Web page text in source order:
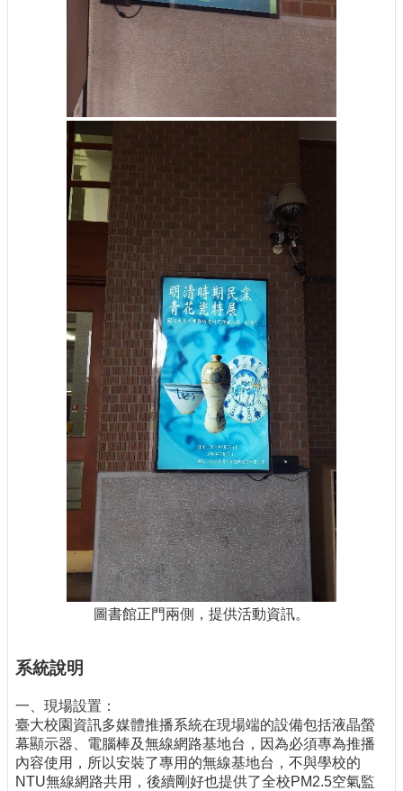
圖書館正門兩側，提供活動資訊。
系統說明
一、現場設置：
臺大校園資訊多媒體推播系統在現場端的設備包括液晶螢
幕顯示器、電腦棒及無線網路基地台，因為必須專為推播
內容使用，所以安裝了專用的無線基地台，不與學校的
NTU無線網路共用，後續剛好也提供了全校PM2.5空氣監